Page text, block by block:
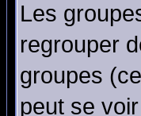
Les
regrouper
groupes
peut se